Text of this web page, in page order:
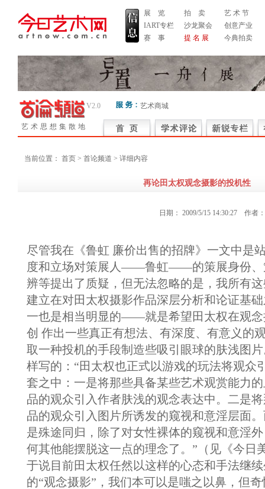
展 览
IART专栏
赛 事
拍 卖
沙龙聚会
提 名 展
艺 术 节
创意产业
今典拍卖
艺术思想集散地
V2.0 艺术商城
当前位置： 首页 > 首论频道 > 详细内容
再论田太权观念摄影的投机性
日期： 2009/5/15 14:30:27 作者：
尽管我在《鲁虹 廉价出售的招牌》一文中是
度和立场对策展人——鲁虹——的策展身份、
辨等提出了质疑，但无法忽略的是，我所有
建立在对田太权摄影作品深层分析和论证基
一也是相当明显的——就是希望田太权在观念
创 作出一些真正有想法、有深度、有意义的
取一种投机的手段制造些吸引眼球的肤浅图
样写的：“田太权也正式以游戏的玩法将观众
套之中：一是将那些具备某些艺术观赏能力
品的观众引入作者肤浅的观念表达中。二是
品的观众引入图片所诱发的窥视和意淫层面
是殊途同归，除了对女性裸体的窥视和意淫
何其他能摆脱这一点的理念了。”（见《今日
于说目前田太权任然以这样的心态和手法继
的“观念摄影”，我们本可以是嗤之以鼻，但